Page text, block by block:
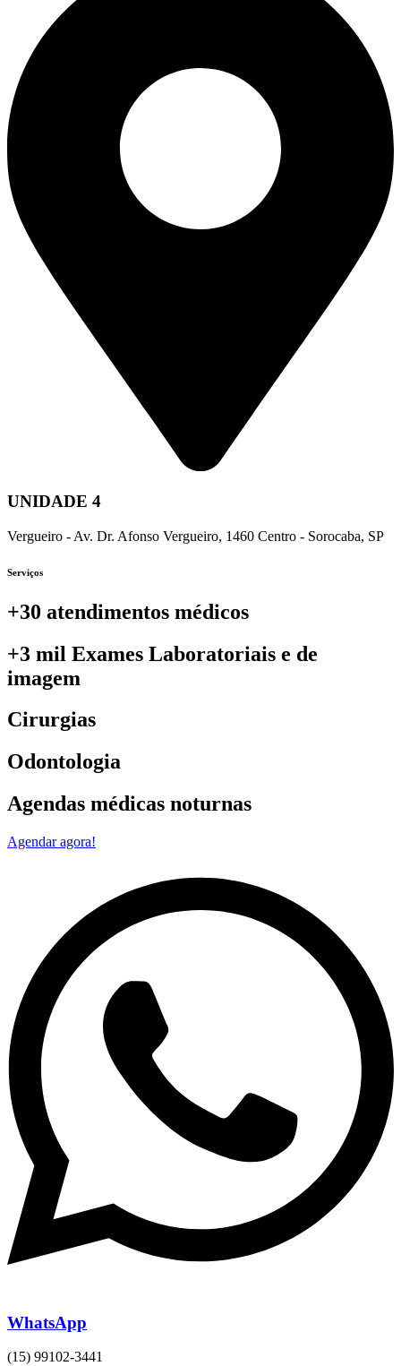
UNIDADE 4
Vergueiro - Av. Dr. Afonso Vergueiro, 1460 Centro - Sorocaba, SP
Serviços
+30 atendimentos médicos
+3 mil Exames Laboratoriais e de
imagem
Cirurgias
Odontologia
Agendas médicas noturnas
Agendar agora!
WhatsApp
(15) 99102-3441